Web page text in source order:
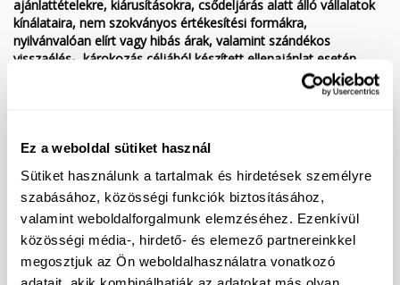
Ez a weboldal sütiket használ
Sütiket használunk a tartalmak és hirdetések személyre
szabásához, közösségi funkciók biztosításához,
valamint weboldalforgalmunk elemzéséhez. Ezenkívül
közösségi média-, hirdető- és elemező partnereinkkel
megosztjuk az Ön weboldalhasználatra vonatkozó
ajánlattételekre, kiárusításokra, csődeljárás alatt álló vállalatok
kínálataira, nem szokványos értékesítési formákra,
nyilvánvalóan elírt vagy hibás árak, valamint szándékos
visszaélés-, károkozás céljából készített ellenajánlat esetén.
Fenntartjuk a jogot, hogy egyes különleges esetekben, például
kifutó modellek vagy beszerzési ár alatti ajánlatok esetén, nem
körű. További részletekért kérjük, forduljon értékesítő
Kft. hivatalos honlapján, a www.gepkozvetito.hu weboldalon
található adatok szolgálnak, más hirdetési portálokon
megjelenített, átvett hirdetések esetleges hibáiért a
Gépközvetítő Kft. nem vállal felelősséget. Az esetleges elírás,
tévedés és változtatás jogát a Gépközvetítő Kft. fenntartja.